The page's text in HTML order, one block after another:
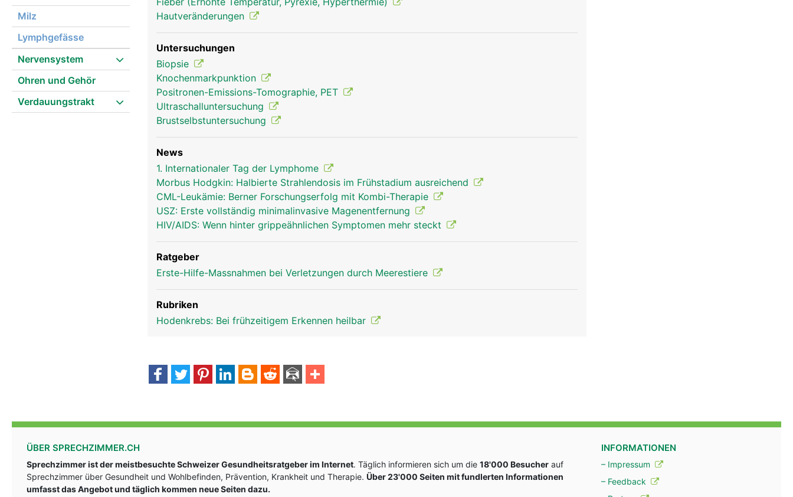
Milz
Lymphgefässe
Nervensystem
Ohren und Gehör
Verdauungstrakt
lympknoten frau
Hautveränderungen
Untersuchungen
Biopsie
Knochenmarkpunktion
Positronen-Emissions-Tomographie, PET
Ultraschalluntersuchung
Brustselbstuntersuchung
News
1. Internationaler Tag der Lymphome
Morbus Hodgkin: Halbierte Strahlendosis im Frühstadium ausreichend
CML-Leukämie: Berner Forschungserfolg mit Kombi-Therapie
USZ: Erste vollständig minimalinvasive Magenentfernung
HIV/AIDS: Wenn hinter grippeähnlichen Symptomen mehr steckt
Ratgeber
Erste-Hilfe-Massnahmen bei Verletzungen durch Meerestiere
Rubriken
Hodenkrebs: Bei frühzeitigem Erkennen heilbar
ÜBER SPRECHZIMMER.CH
Sprechzimmer ist der meistbesuchte Schweizer Gesundheitsratgeber im Internet. Täglich informieren sich um die 18'000 Besucher auf
Sprechzimmer über Gesundheit und Wohlbefinden, Prävention, Krankheit und Therapie. Über 23'000 Seiten mit fundlerten Informationen
umfasst das Angebot und täglich kommen neue Seiten dazu.
INFORMATIONEN
– Impressum
– Feedback